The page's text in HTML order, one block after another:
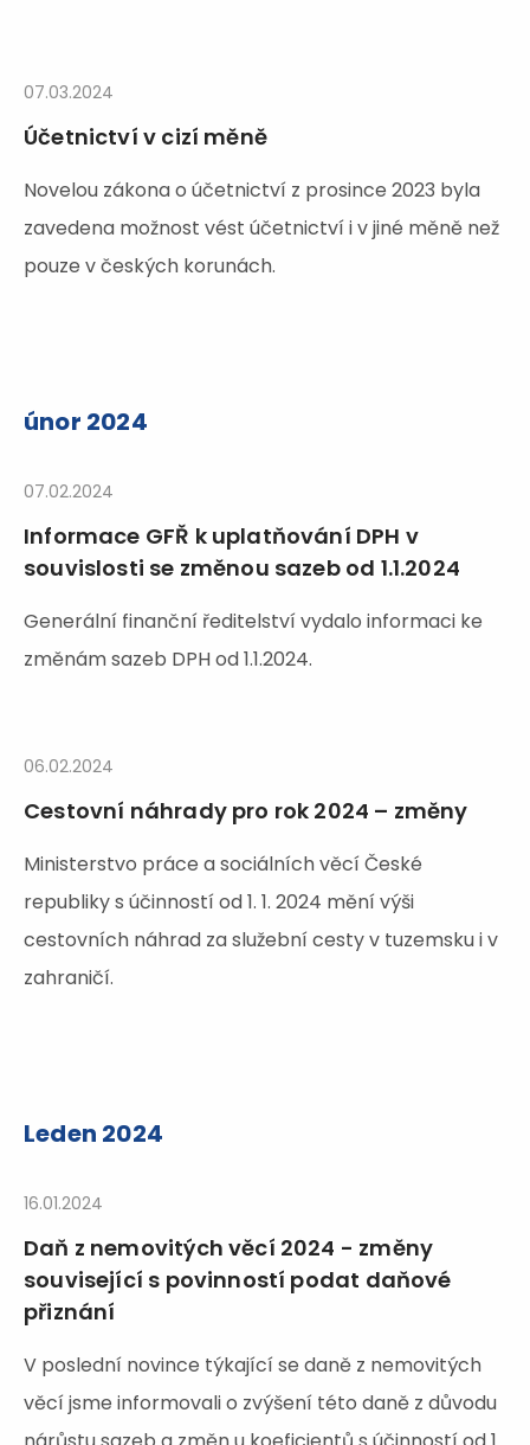
07.03.2024
Účetnictví v cizí měně
Novelou zákona o účetnictví z prosince 2023 byla
zavedena možnost vést účetnictví i v jiné měně než
pouze v českých korunách.
únor 2024
07.02.2024
Informace GFŘ k uplatňování DPH v
souvislosti se změnou sazeb od 1.1.2024
Generální finanční ředitelství vydalo informaci ke
změnám sazeb DPH od 1.1.2024.
06.02.2024
Cestovní náhrady pro rok 2024 – změny
Ministerstvo práce a sociálních věcí České
republiky s účinností od 1. 1. 2024 mění výši
cestovních náhrad za služební cesty v tuzemsku i v
zahraničí.
Leden 2024
16.01.2024
Daň z nemovitých věcí 2024 - změny
související s povinností podat daňové
přiznání
V poslední novince týkající se daně z nemovitých
věcí jsme informovali o zvýšení této daně z důvodu